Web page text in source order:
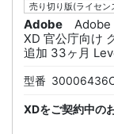
売り切り版(ライセン
Adobe
Adobe
XD 官公庁向け
追加 33ヶ月
型番
XDをご契約中の